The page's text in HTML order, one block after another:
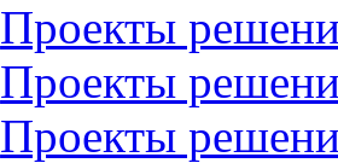
Проекты
Проекты
Проекты